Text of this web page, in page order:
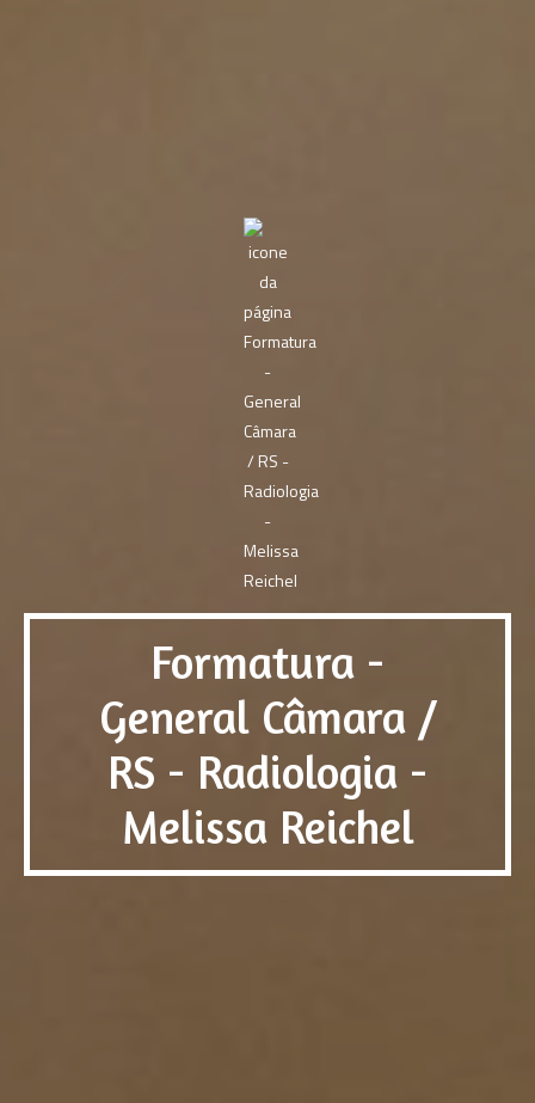
Formatura -
General Câmara /
RS - Radiologia -
Melissa Reichel